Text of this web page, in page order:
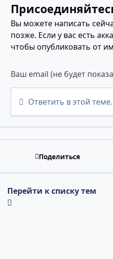
Вы можете написать
позже. Если у вас есть
чтобы опубликовать от
Ответить в этой
Поделиться
Перейти к списку тем